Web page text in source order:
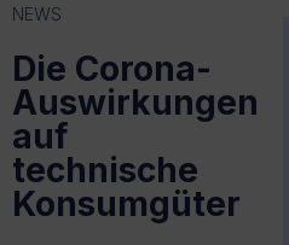
NEWS
Die Corona-
Auswirkungen
auf
technische
Konsumgüter